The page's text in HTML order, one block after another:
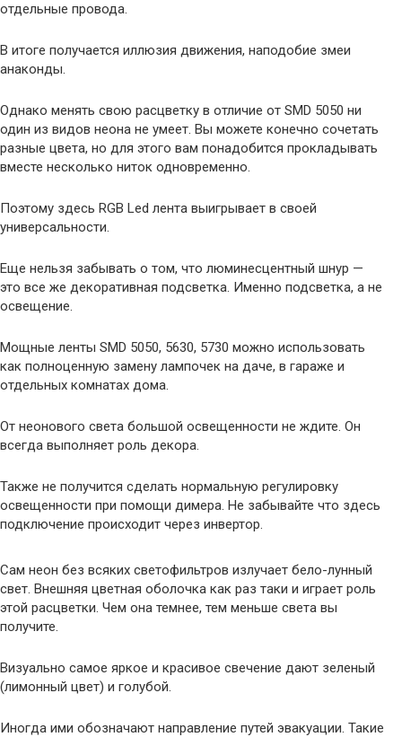
отдельные провода.
В итоге получается иллюзия движения, наподобие змеи
анаконды.
Однако менять свою расцветку в отличие от SMD 5050 ни
один из видов неона не умеет. Вы можете конечно сочетать
разные цвета, но для этого вам понадобится прокладывать
вместе несколько ниток одновременно.
Поэтому здесь RGB Led лента выигрывает в своей
универсальности.
Еще нельзя забывать о том, что люминесцентный шнур —
это все же декоративная подсветка. Именно подсветка, а не
освещение.
Мощные ленты SMD 5050, 5630, 5730 можно использовать
как полноценную замену лампочек на даче, в гараже и
отдельных комнатах дома.
От неонового света большой освещенности не ждите. Он
всегда выполняет роль декора.
Также не получится сделать нормальную регулировку
освещенности при помощи димера. Не забывайте что здесь
подключение происходит через инвертор.
Сам неон без всяких светофильтров излучает бело-лунный
свет. Внешняя цветная оболочка как раз таки и играет роль
этой расцветки. Чем она темнее, тем меньше света вы
получите.
Визуально самое яркое и красивое свечение дают зеленый
(лимонный цвет) и голубой.
Иногда ими обозначают направление путей эвакуации. Такие